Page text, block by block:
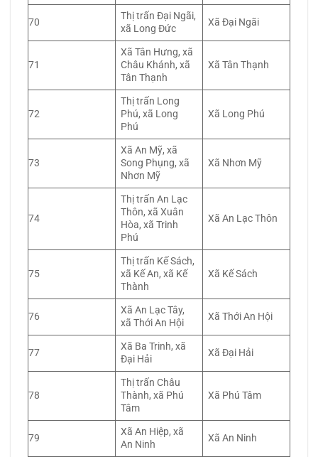
70
Thị trấn Đại Ngãi,
xã Long Đức
Xã Đại Ngãi
71
Xã Tân Hưng, xã
Châu Khánh, xã
Tân Thạnh
Xã Tân Thạnh
72
Thị trấn Long
Phú, xã Long
Phú
Xã Long Phú
73
Xã An Mỹ, xã
Song Phụng, xã
Nhơn Mỹ
Xã Nhơn Mỹ
74
Thị trấn An Lạc
Thôn, xã Xuân
Hòa, xã Trinh
Phú
Xã An Lạc Thôn
75
Thị trấn Kế Sách,
xã Kế An, xã Kế
Thành
Xã Kế Sách
76
Xã An Lạc Tây,
xã Thới An Hội
Xã Thới An Hội
77
Xã Ba Trinh, xã
Đại Hải
Xã Đại Hải
78
Thị trấn Châu
Thành, xã Phú
Tâm
Xã Phú Tâm
79
Xã An Hiệp, xã
An Ninh
Xã An Ninh